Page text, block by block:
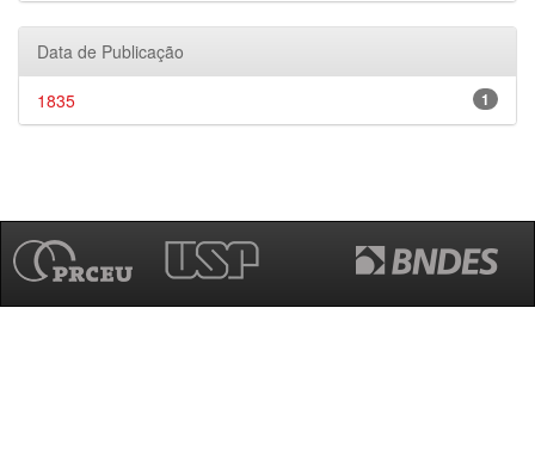
Data de Publicação
1
1835